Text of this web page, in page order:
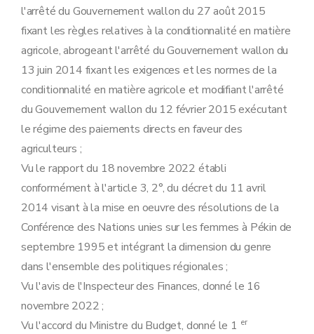
Art. 55
Sous-section 2 Gestion minimale de la terre reflétant les conditions locales spécifiques
Art. 56
Art. 57
Art. 58
Art. 59
Art. 60
Sous-section 3 Protection des sols pendant les périodes les plus sensibles (BCAE 6)
Art. 61
Art. 62
Sous-section 4
Art. 62/1
Art. 63
Art. 63/1
Art. 64
Section 4 Biodiversité et paysages
Sous-section 1ère Conservation des oiseaux sauvages (ERMG 3)
Art. 65
Sous-section 2
Conservation des habitats naturels ainsi que de la faune et de la flore sauvages (ERMG 4)
Art. 66
Sous-section 3 Maintien des zones ou des éléments non productifs
Art. 67
Art. 68
Art. 68/1
l'arrêté du Gouvernement wallon du 27 août 2015
fixant les règles relatives à la conditionnalité en matière
agricole, abrogeant l'arrêté du Gouvernement wallon du
13 juin 2014 fixant les exigences et les normes de la
conditionnalité en matière agricole et modifiant l'arrêté
du Gouvernement wallon du 12 février 2015 exécutant
le régime des paiements directs en faveur des
agriculteurs ;
Vu le rapport du 18 novembre 2022 établi
conformément à l'article 3, 2°, du décret du 11 avril
2014 visant à la mise en oeuvre des résolutions de la
Conférence des Nations unies sur les femmes à Pékin de
septembre 1995 et intégrant la dimension du genre
dans l'ensemble des politiques régionales ;
Vu l'avis de l'Inspecteur des Finances, donné le 16
novembre 2022 ;
Vu l'accord du Ministre du Budget, donné le 1 er